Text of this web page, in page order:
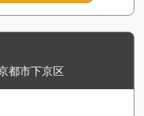
都市下京区